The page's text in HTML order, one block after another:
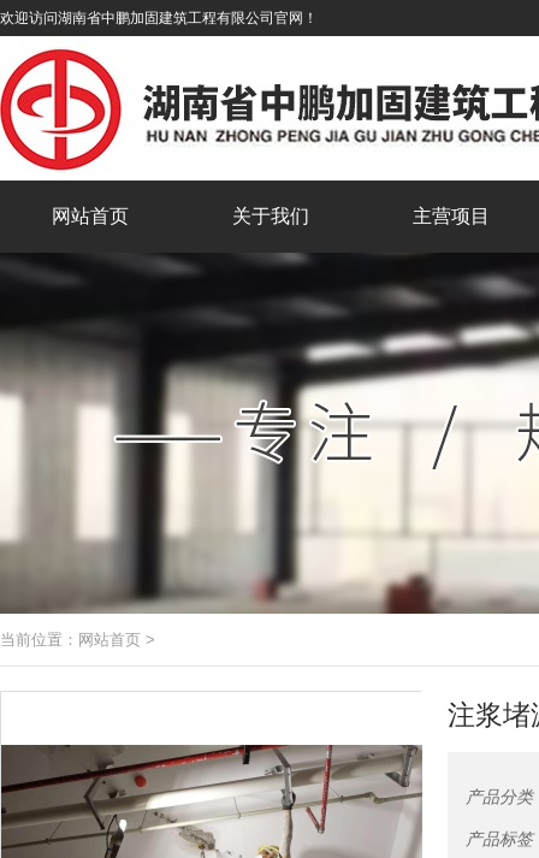
欢迎访问湖南省中鹏加固建筑工程有限公司官网！
网站首页 关于我们 主营项目
当前位置： 网站首页 >
注浆堵
产品分类
产品标签